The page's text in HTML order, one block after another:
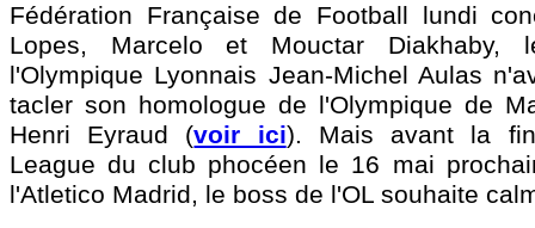
Fédération Française de Football lundi
Lopes, Marcelo et Mouctar Diakhaby,
l'Olympique Lyonnais Jean-Michel Aulas
tacler son homologue de l'Olympique de
Henri Eyraud (voir ici). Mais avant la
League du club phocéen le 16 mai
l'Atletico Madrid, le boss de l'OL souhaite